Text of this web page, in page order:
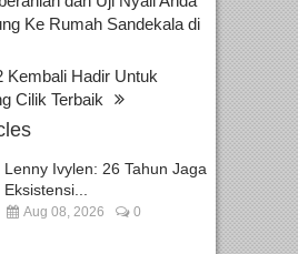
Ke Rumah Sandekala di
Kembali Hadir Untuk
Cilik Terbaik
Lenny Ivylen: 26 Tahun Jaga
Eksistensi...
Aug 08, 2026 0